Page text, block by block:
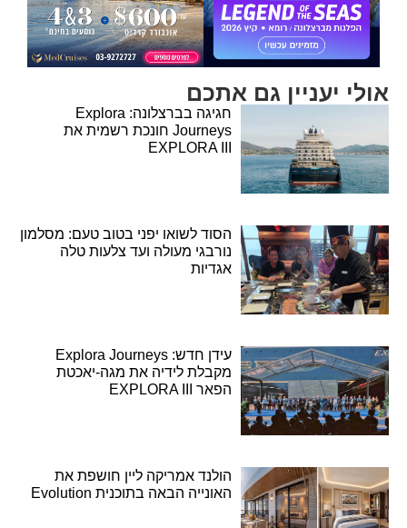
אולי יעניין גם אתכם
חגיגה בברצלונה: Explora
Journeys חונכת רשמית את
EXPLORA III
הסוד לשואו יפני בטוב טעם: מסלמון
נורבגי מעולה ועד צלעות טלה
אגדיות
עידן חדש: Explora Journeys
מקבלת לידיה את מגה-יאכטת
הפאר EXPLORA III
הולנד אמריקה ליין חושפת את
האונייה הבאה בתוכנית Evolution